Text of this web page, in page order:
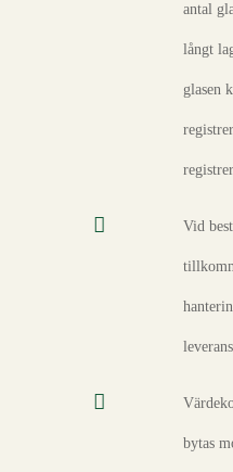
antal
långt
glasen
Vid
bytas